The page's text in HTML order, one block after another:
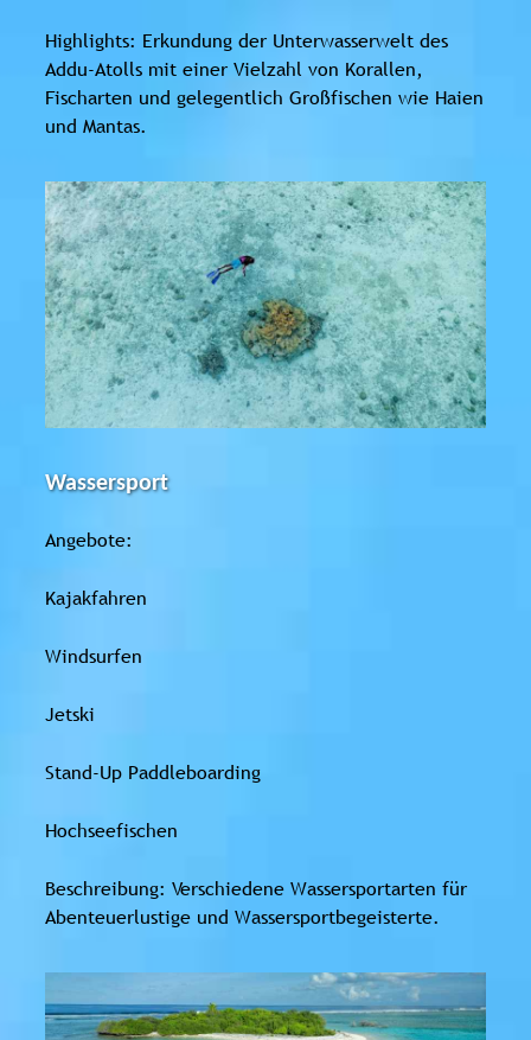
Highlights: Erkundung der Unterwasserwelt des
Addu-Atolls mit einer Vielzahl von Korallen,
Fischarten und gelegentlich Großfischen wie Haien
und Mantas.
Wassersport
Angebote:
Kajakfahren
Windsurfen
Jetski
Stand-Up Paddleboarding
Hochseefischen
Beschreibung: Verschiedene Wassersportarten für
Abenteuerlustige und Wassersportbegeisterte.